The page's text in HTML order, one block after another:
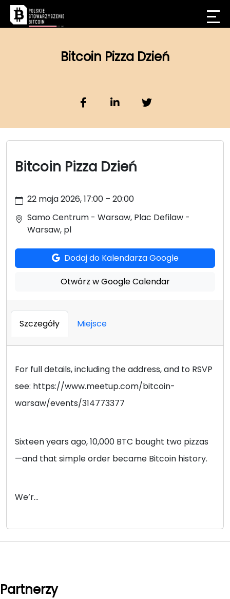
Bitcoin Pizza Dzień
Bitcoin Pizza Dzień
22 maja 2026, 17:00 – 20:00
Samo Centrum - Warsaw, Plac Defilaw -
Warsaw, pl
Dodaj do Kalendarza Google
Otwórz w Google Calendar
Szczegóły Miejsce
For full details, including the address, and to RSVP
see: https://www.meetup.com/bitcoin-
warsaw/events/314773377
Sixteen years ago, 10,000 BTC bought two pizzas
—and that simple order became Bitcoin history.
We’r...
Partnerzy